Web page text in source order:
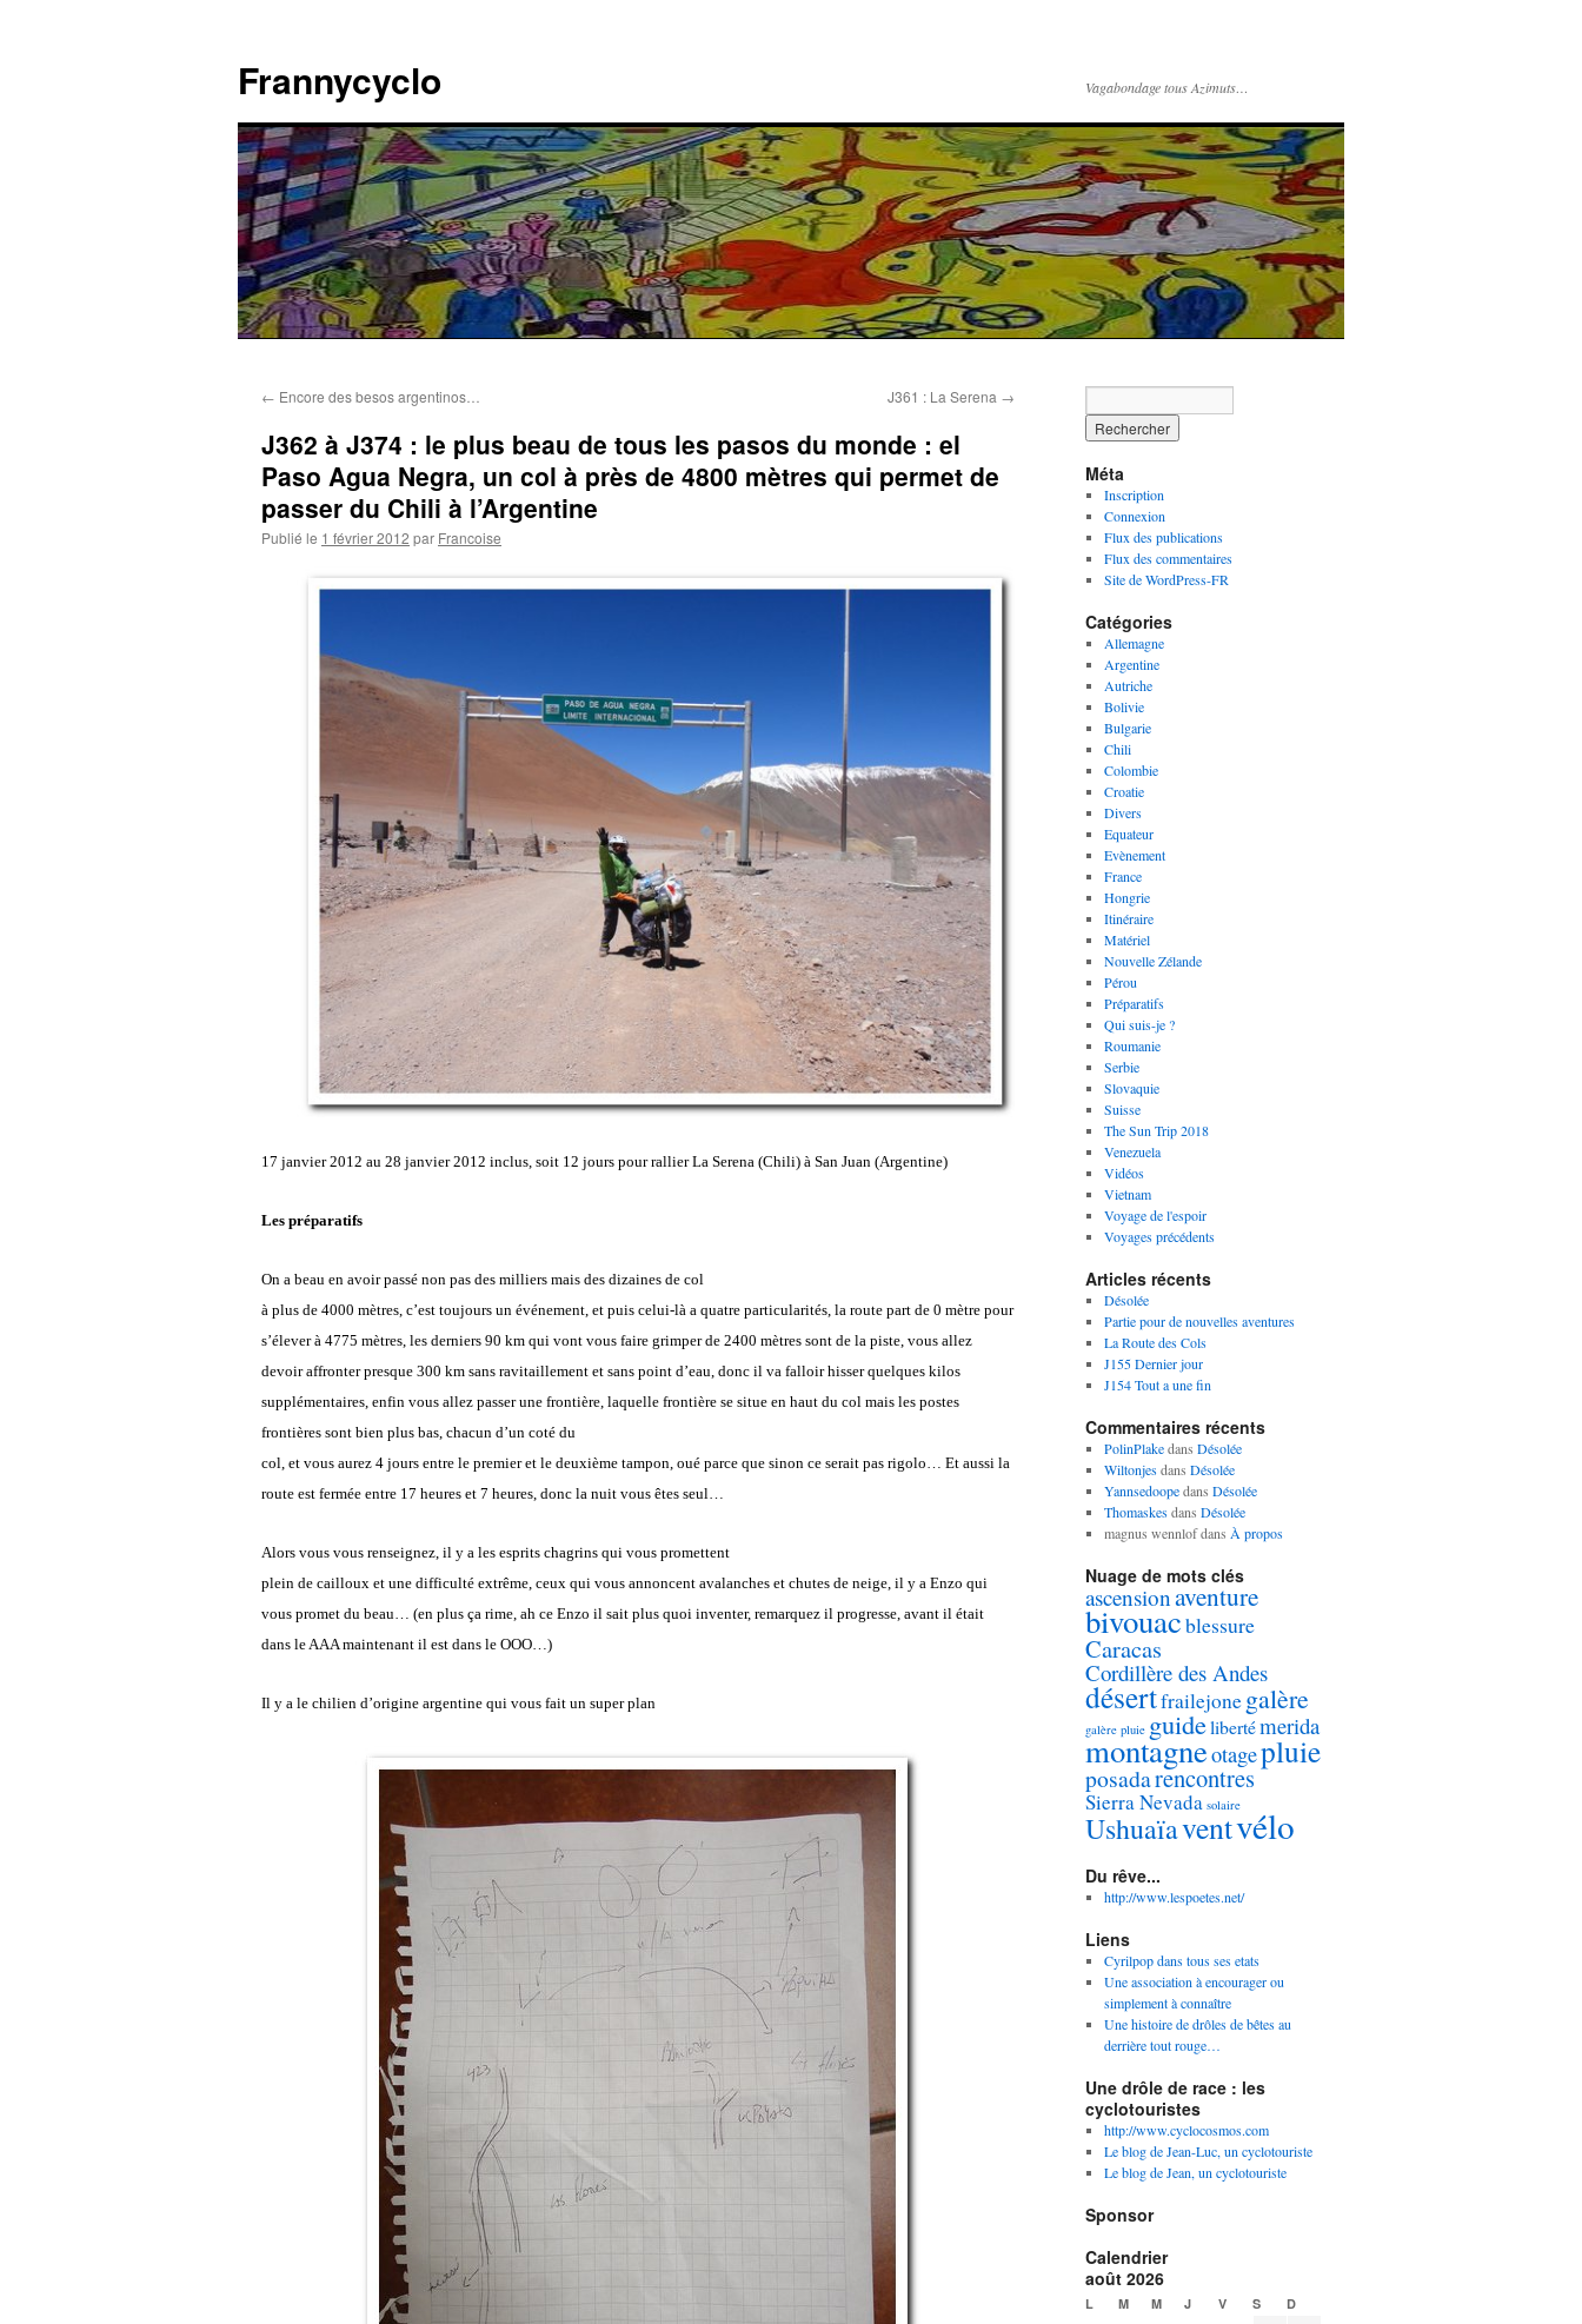
contenu
Frannycyclo Vagabondage tous Azimuts…
← Encore des besos argentinos… J361 : La Serena →
J362 à J374 : le plus beau de tous les pasos du monde : el
Paso Agua Negra, un col à près de 4800 mètres qui permet de
passer du Chili à l’Argentine
Publié le 1 février 2012 par Francoise
17 janvier 2012 au 28 janvier 2012 inclus, soit 12 jours pour rallier La Serena (Chili) à San Juan (Argentine)
Les préparatifs
On a beau en avoir passé non pas des milliers mais des dizaines de col
à plus de 4000 mètres, c’est toujours un événement, et puis celui-là a quatre particularités, la route part de 0 mètre pour
s’élever à 4775 mètres, les derniers 90 km qui vont vous faire grimper de 2400 mètres sont de la piste, vous allez
devoir affronter presque 300 km sans ravitaillement et sans point d’eau, donc il va falloir hisser quelques kilos
supplémentaires, enfin vous allez passer une frontière, laquelle frontière se situe en haut du col mais les postes
frontières sont bien plus bas, chacun d’un coté du
col, et vous aurez 4 jours entre le premier et le deuxième tampon, oué parce que sinon ce serait pas rigolo… Et aussi la
route est fermée entre 17 heures et 7 heures, donc la nuit vous êtes seul…
Alors vous vous renseignez, il y a les esprits chagrins qui vous promettent
plein de cailloux et une difficulté extrême, ceux qui vous annoncent avalanches et chutes de neige, il y a Enzo qui
vous promet du beau… (en plus ça rime, ah ce Enzo il sait plus quoi inventer, remarquez il progresse, avant il était
dans le AAA maintenant il est dans le OOO…)
Il y a le chilien d’origine argentine qui vous fait un super plan
Méta
Inscription
Connexion
Flux des publications
Flux des commentaires
Site de WordPress-FR
Catégories
Allemagne
Argentine
Autriche
Bolivie
Bulgarie
Chili
Colombie
Croatie
Divers
Equateur
Evènement
France
Hongrie
Itinéraire
Matériel
Nouvelle Zélande
Pérou
Préparatifs
Qui suis-je ?
Roumanie
Serbie
Slovaquie
Suisse
The Sun Trip 2018
Venezuela
Vidéos
Vietnam
Voyage de l'espoir
Voyages précédents
Articles récents
Désolée
Partie pour de nouvelles aventures
La Route des Cols
J155 Dernier jour
J154 Tout a une fin
Commentaires récents
PolinPlakedans Désolée
Wiltonjesdans Désolée
Yannsedoopedans Désolée
Thomaskesdans Désolée
magnus wennlofdans À propos
Nuage de mots clés
ascensionaventure
bivouacblessure
Caracas
Cordillère des Andes
désertfrailejonegalère
galère pluie guidelibertémerida
montagneotagepluie
posadarencontres
Sierra Nevada solaire
Ushuaïaventvélo
Du rêve...
http://www.lespoetes.net/
Liens
Cyrilpop dans tous ses etats
Une association à encourager ou
simplement à connaître
Une histoire de drôles de bêtes au
derrière tout rouge…
Une drôle de race : les
cyclotouristes
http://www.cyclocosmos.com
Le blog de Jean-Luc, un cyclotouriste
Le blog de Jean, un cyclotouriste
Sponsor
Calendrier
août 2026
L M M J V S D